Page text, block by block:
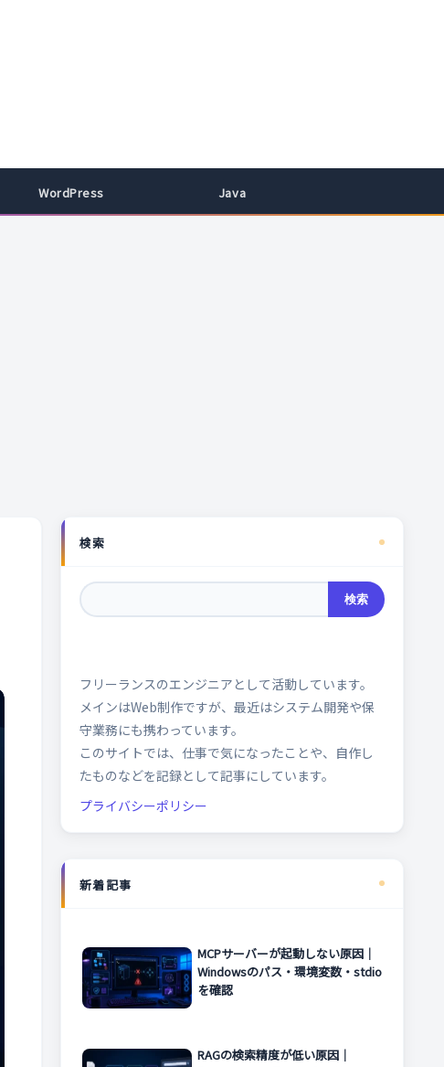
WordPress Java
検索
検索
フリーランスのエンジニアとして活動しています。
メインはWeb制作ですが、最近はシステム開発や保
守業務にも携わっています。
このサイトでは、仕事で気になったことや、自作し
たものなどを記録として記事にしています。
プライバシーポリシー
新着記事
MCPサーバーが起動しない原因｜
Windowsのパス・環境変数・stdio
を確認
RAGの検索精度が低い原因｜